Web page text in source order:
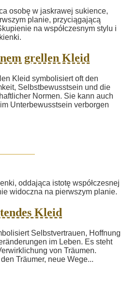
grellen Kleid
Kleid symbolisiert oft den
Selbstbewusstsein und die
Normen. Sie kann auch
Unterbewusstsein verborgen
Kleid
Selbstvertrauen, Hoffnung
im Leben. Es steht
von Träumen.
Träumer, neue Wege...